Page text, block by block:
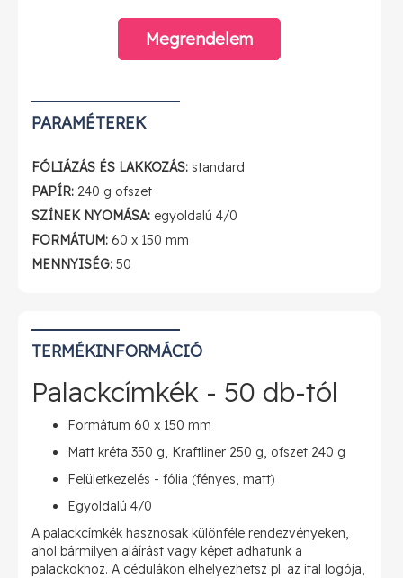
Megrendelem
PARAMÉTEREK
FÓLIÁZÁS ÉS LAKKOZÁS: standard
PAPÍR: 240 g ofszet
SZÍNEK NYOMÁSA: egyoldalú 4/0
FORMÁTUM: 60 x 150 mm
MENNYISÉG: 50
TERMÉKINFORMÁCIÓ
Palackcímkék - 50 db-tól
Formátum 60 x 150 mm
Matt kréta 350 g, Kraftliner 250 g, ofszet 240 g
Felületkezelés - fólia (fényes, matt)
Egyoldalú 4/0
A palackcímkék hasznosak különféle rendezvényeken,
ahol bármilyen aláírást vagy képet adhatunk a
palackokhoz. A cédulákon elhelyezhetsz pl. az ital logója,